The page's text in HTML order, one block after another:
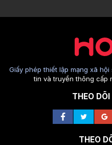
Giấy phép thiết lập mạng xã
tin và truyền thông cấp
THEO
THEO